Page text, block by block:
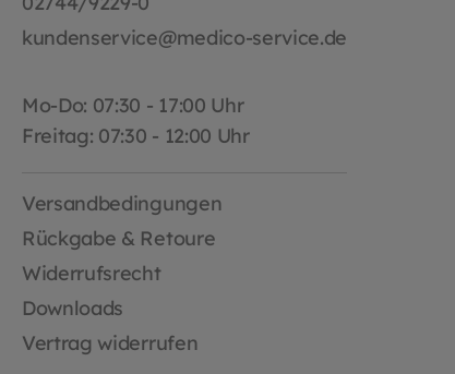
kundenservice@medico-service.de
Mo-Do: 07:30 - 17:00 Uhr
Freitag: 07:30 - 12:00 Uhr
Versandbedingungen
Rückgabe & Retoure
Widerrufsrecht
Downloads
Vertrag widerrufen